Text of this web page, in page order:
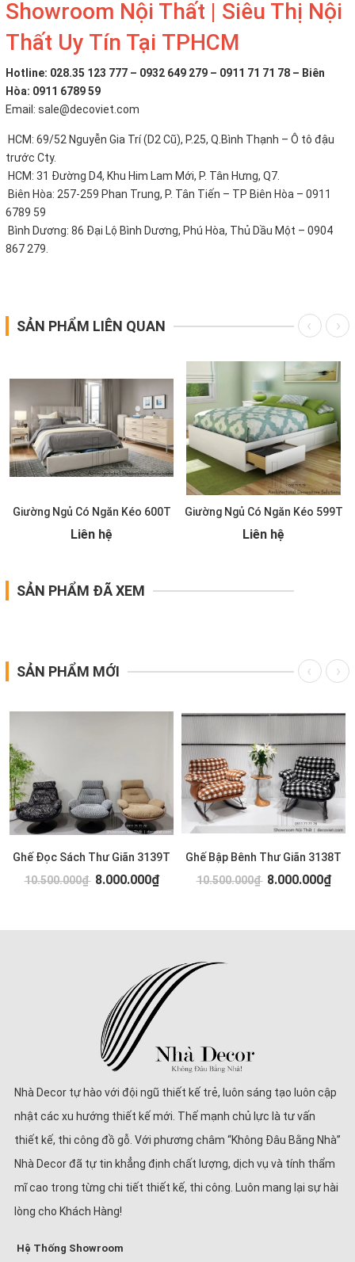
Showroom Nội Thất | Siêu Thị Nội
Thất Uy Tín Tại TPHCM
Hotline: 028.35 123 777 – 0932 649 279 – 0911 71 71 78 – Biên
Hòa: 0911 6789 59
Email: sale@decoviet.com
HCM: 69/52 Nguyễn Gia Trí (D2 Cũ), P.25, Q.Bình Thạnh – Ô tô đậu
trước Cty.
HCM: 31 Đường D4, Khu Him Lam Mới, P. Tân Hưng, Q7.
Biên Hòa: 257-259 Phan Trung, P. Tân Tiến – TP Biên Hòa – 0911
6789 59
Bình Dương: 86 Đại Lộ Bình Dương, Phú Hòa, Thủ Dầu Một – 0904
867 279.
SẢN PHẨM LIÊN QUAN
Giường Ngủ Có Ngăn Kéo 600T
Liên hệ
Giường Ngủ Có Ngăn Kéo 599T
Liên hệ
SẢN PHẨM ĐÃ XEM
SẢN PHẨM MỚI
Ghế Đọc Sách Thư Giãn 3139T
10.500.000₫ 8.000.000₫
Ghế Bập Bênh Thư Giãn 3138T
10.500.000₫ 8.000.000₫
Nhà Decor tự hào với đội ngũ thiết kế trẻ, luôn sáng tạo luôn cập
nhật các xu hướng thiết kế mới. Thế mạnh chủ lực là tư vấn
thiết kế, thi công đồ gỗ. Với phương châm “Không Đâu Bằng Nhà”
Nhà Decor đã tự tin khẳng định chất lượng, dịch vụ và tính thẩm
mĩ cao trong từng chi tiết thiết kế, thi công. Luôn mang lại sự hài
lòng cho Khách Hàng!
Hệ Thống Showroom